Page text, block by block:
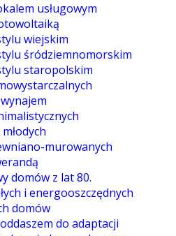
usługowym
wiejskim
śródziemnomorskim
staropolskim
murowanych
domów z lat 80.
i energooszczędnych
domów
do adaptacji